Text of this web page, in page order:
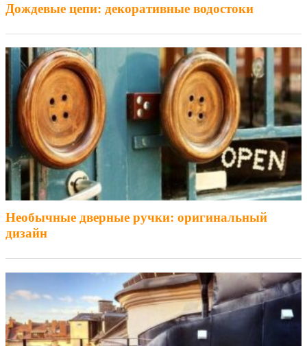
Дождевые цепи: декоративные водостоки
Необычные дверные ручки: оригинальный
дизайн